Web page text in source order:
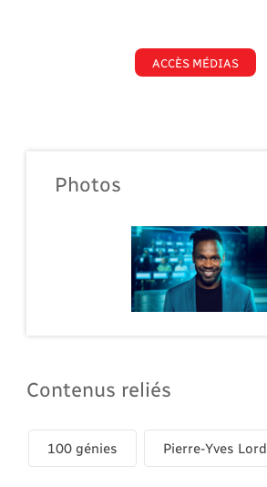
ACCÈS MÉDIAS
Photos
Contenus reliés
100 génies Pierre-Yves Lord